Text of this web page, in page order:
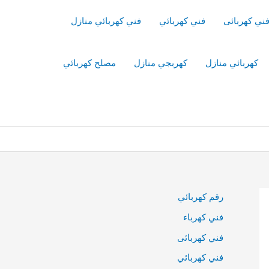
فني كهربائى فني كهربائي فني كهربائي منازل
كهربائي منازل كهربجي منازل مصلح كهربائي
رقم كهربائي
فني كهرباء
فني كهربائى
فني كهربائي